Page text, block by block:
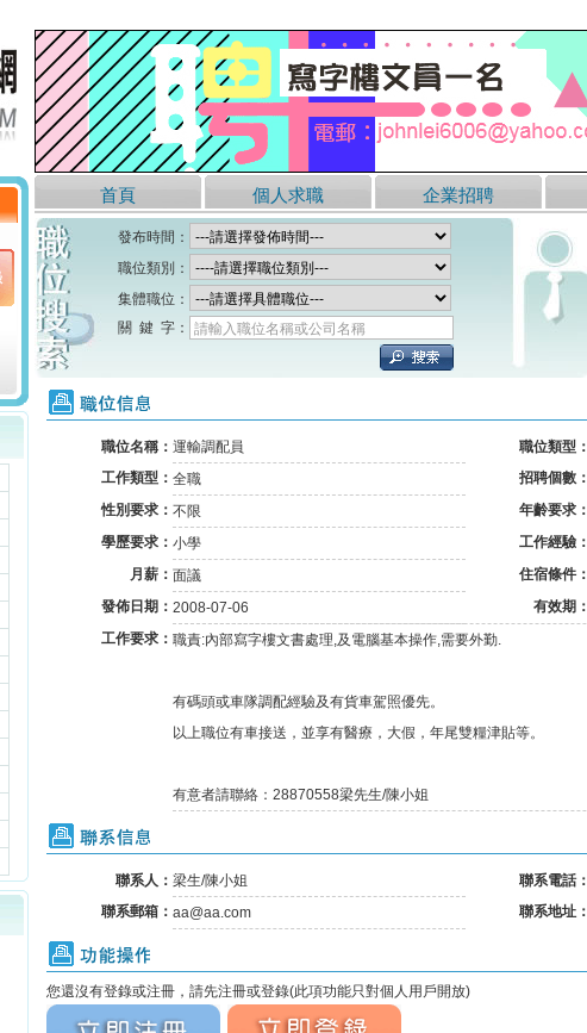
首頁 個人求職 企業招聘
發布時間：
職位類別：
集體職位：
關 鍵 字：
請輸入職位名稱或公司名稱
職位信息
職位名稱： 運輸調配員 職位類型：
工作類型： 全職 招聘個數：
性別要求： 不限 年齡要求：
學歷要求： 小學
工作經驗：
月薪： 面議 住宿條件：
發佈日期： 2008-07-06 有效期：
工作要求： 職責:內部寫字樓文書處理,及電腦基本操作,需要外勤.
有碼頭或車隊調配經驗及有貨車駕照優先。
以上職位有車接送，並享有醫療，大假，年尾雙糧津貼等。
有意者請聯絡：28870558梁先生/陳小姐
聯系信息
聯系人： 梁生/陳小姐 聯系電話：
聯系郵箱： aa@aa.com 聯系地址：
功能操作
您還沒有登錄或注冊，請先注冊或登錄(此項功能只對個人用戶開放)
立刻注冊
立刻注冊